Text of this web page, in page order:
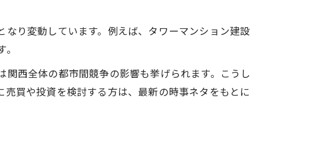
要因
ランス
り変動しています。例えば、タワーマンション建設
西全体の都市間競争の影響も挙げられます。こうし
買や投資を検討する方は、最新の時事ネタをもとに